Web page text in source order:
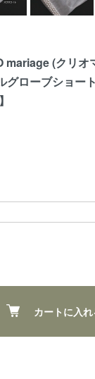
mariage (クリ
グローブショー
カートに入れ